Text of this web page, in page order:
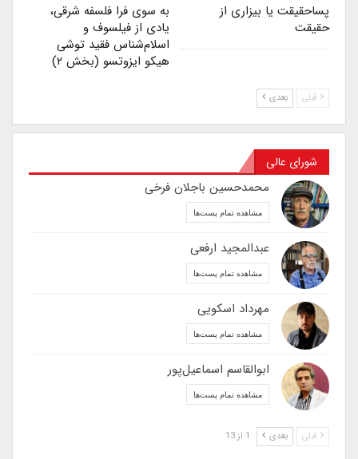
پساحقیقت یا بیزاری از
حقیقت
به سوی فرا فلسفه شرقی،
یادی از فیلسوف و
اسلام‌شناس فقید توشی
هیکو ایزوتسو (بخش ۲)
قبلی بعدی
شورای عالی
محمدحسین باجلان فرخی
مشاهده تمام پست‌ها
عبدالمجید ارفعی
مشاهده تمام پست‌ها
مهرداد اسکویی
مشاهده تمام پست‌ها
ابوالقاسم اسماعیل‌پور
مشاهده تمام پست‌ها
قبلی بعدی